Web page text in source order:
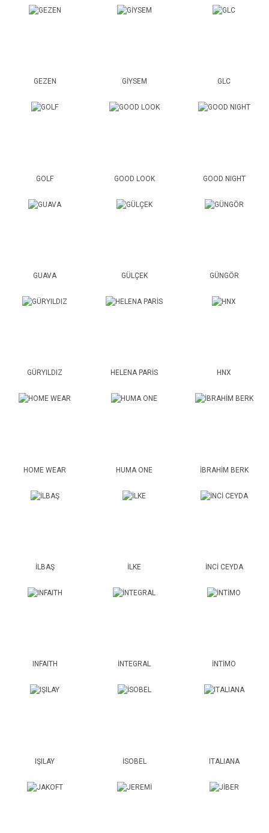
GEZEN GİYSEM GLC
GOLF GOOD LOOK GOOD NIGHT
GUAVA GÜLÇEK GÜNGÖR
GÜRYILDIZ HELENA PARİS HNX
HOME WEAR HUMA ONE İBRAHİM BERK
İLBAŞ İLKE İNCİ CEYDA
INFAITH İNTEGRAL İNTİMO
IŞILAY İSOBEL ITALIANA